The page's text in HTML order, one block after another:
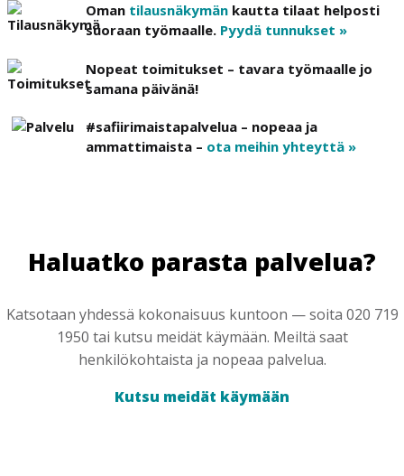
Oman tilausnäkymän kautta tilaat helposti
suoraan työmaalle. Pyydä tunnukset »
Nopeat toimitukset – tavara työmaalle jo
samana päivänä!
#safiirimaistapalvelua – nopeaa ja
ammattimaista – ota meihin yhteyttä »
Haluatko parasta palvelua?
Katsotaan yhdessä kokonaisuus kuntoon — soita 020 719
1950 tai kutsu meidät käymään. Meiltä saat
henkilökohtaista ja nopeaa palvelua.
Kutsu meidät käymään